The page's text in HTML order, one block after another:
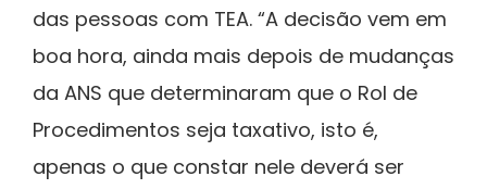
das pessoas com TEA. “A decisão vem em
boa hora, ainda mais depois de mudanças
da ANS que determinaram que o Rol de
Procedimentos seja taxativo, isto é,
apenas o que constar nele deverá ser